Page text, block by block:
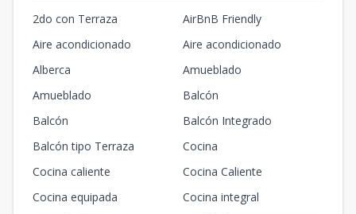
2do con Terraza
AirBnB Friendly
Aire acondicionado
Aire acondicionado
Alberca
Amueblado
Amueblado
Balcón
Balcón
Balcón Integrado
Balcón tipo Terraza
Cocina
Cocina caliente
Cocina Caliente
Cocina equipada
Cocina integral